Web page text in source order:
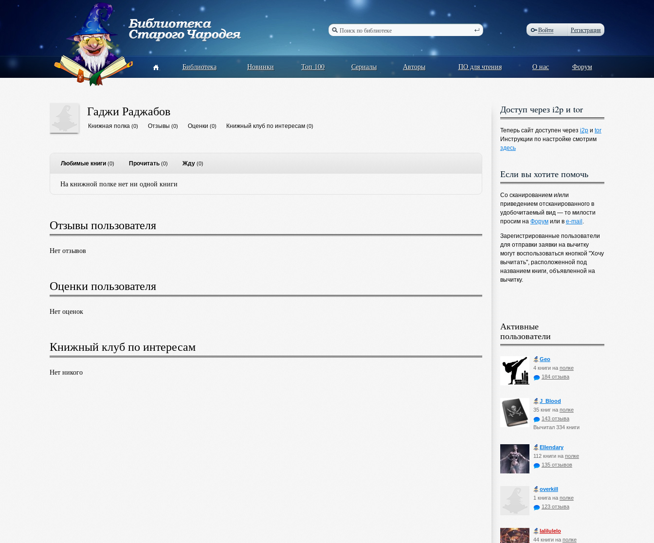
Библиотека Новинки Топ 100 Сериалы Авторы ПО для чтения О нас Форум
Войти Регистрация
Гаджи Раджабов
Книжная полка (0) Отзывы (0) Оценки (0) Книжный клуб по интересам (0)
Любимые книги (0) Прочитать (0) Жду (0)
На книжной полке нет ни одной книги
Отзывы пользователя
Нет отзывов
Оценки пользователя
Нет оценок
Книжный клуб по интересам
Нет никого
Доступ через i2p и tor
Теперь сайт доступен через i2pи tor
Инструкции по настройке смотрим
здесь
Если вы хотите помочь
Со сканированием и/или
приведением отсканированного в
удобочитаемый вид — то милости
просим на Форумили в e-mail .
Зарегистрированные пользователи
для отправки заявки на вычитку
могут воспользоваться кнопкой "Хочу
вычитать", расположенной под
названием книги, объявленной на
вычитку.
Активные
пользователи
Geo
4 книги на полке
184 отзыва
J_Blood
35 книг на полке
143 отзыва
Вычитал 334 книги
Ellendary
112 книги на полке
135 отзывов
оverkill
1 книга на полке
123 отзыва
lalilulelo
44 книги на полке